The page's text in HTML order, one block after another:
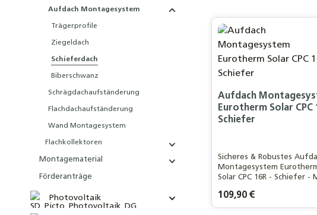
Aufdach Montagesystem
Trägerprofile
Ziegeldach
Schieferdach
Biberschwanz
Schrägdachaufständerung
Flachdachaufständerung
Wand Montagesystem
Flachkollektoren
Montagematerial
Förderanträge
Photovoltaik
Aufdach
Eurotherm Solar CPC
Schiefer
Sicheres & Robustes
Montagesystem
Solar CPC 16R - Schiefer -
Regulärer Preis:
109,90 €